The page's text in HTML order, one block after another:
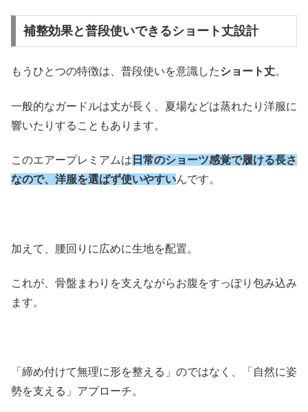
補整効果と普段使いできるショート丈設計
もうひとつの特徴は、普段使いを意識したショート丈。
一般的なガードルは丈が長く、夏場などは蒸れたり洋服に
響いたりすることもあります。
このエアープレミアムは 日常のショーツ感覚で履ける長さ
なので、洋服を選ばず使いやすいんです。
加えて、腰回りに広めに生地を配置。
これが、骨盤まわりを支えながらお腹をすっぽり包み込み
ます。
「締め付けて無理に形を整える」のではなく、「自然に姿
勢を支える」アプローチ。